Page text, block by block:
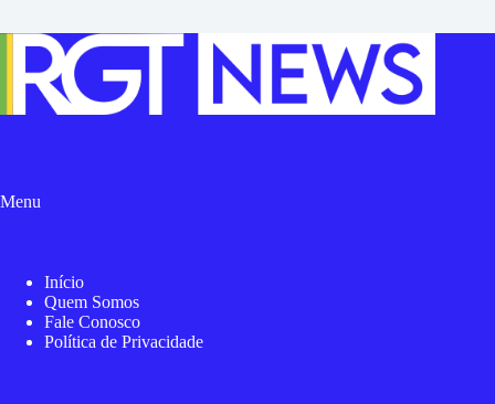
Menu
Início
Quem Somos
Fale Conosco
Política de Privacidade